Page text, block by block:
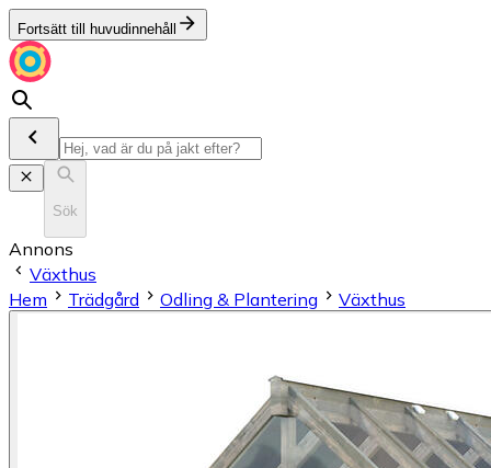
Fortsätt till huvudinnehåll
Sök
Annons
Växthus
Hem
Trädgård Odling & Plantering Växthus